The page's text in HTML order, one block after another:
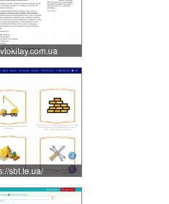
sbt.te.ua/